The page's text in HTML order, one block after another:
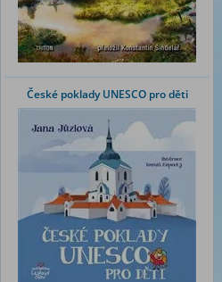
České poklady UNESCO pro děti